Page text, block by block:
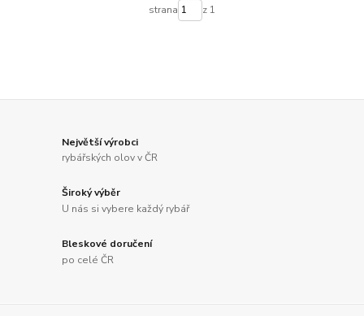
strana z 1
Největší výrobci
rybářských olov v ČR
Široký výběr
U nás si vybere každý rybář
Bleskové doručení
po celé ČR